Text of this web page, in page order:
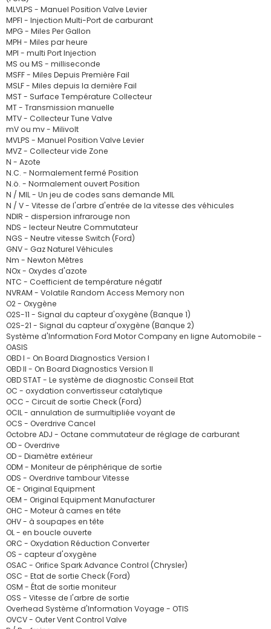
MLVLPS - Manuel Position Valve Levier
MPFI - Injection Multi-Port de carburant
MPG - Miles Per Gallon
MPH - Miles par heure
MPI - multi Port Injection
MS ou MS - milliseconde
MSFF - Miles Depuis Première Fail
MSLF - Miles depuis la dernière Fail
MST - Surface Température Collecteur
MT - Transmission manuelle
MTV - Collecteur Tune Valve
mV ou mv - Milivolt
MVLPS - Manuel Position Valve Levier
MVZ - Collecteur vide Zone
N - Azote
N.C. - Normalement fermé Position
N.ö. - Normalement ouvert Position
N / MIL - Un jeu de codes sans demande MIL
N / V - Vitesse de l'arbre d'entrée de la vitesse des véhicules
NDIR - dispersion infrarouge non
NDS - lecteur Neutre Commutateur
NGS - Neutre vitesse Switch (Ford)
GNV - Gaz Naturel Véhicules
Nm - Newton Mètres
NOx - Oxydes d'azote
NTC - Coefficient de température négatif
NVRAM - Volatile Random Access Memory non
O2 - Oxygène
O2S-11 - Signal du capteur d'oxygène (Banque 1)
O2S-21 - Signal du capteur d'oxygène (Banque 2)
Système d'Information Ford Motor Company en ligne Automobile -
OASIS
OBD I - On Board Diagnostics Version I
OBD II - On Board Diagnostics Version II
OBD STAT - Le système de diagnostic Conseil Etat
OC - oxydation convertisseur catalytique
OCC - Circuit de sortie Check (Ford)
OCIL - annulation de surmultipliée voyant de
OCS - Overdrive Cancel
Octobre ADJ - Octane commutateur de réglage de carburant
OD - Overdrive
OD - Diamètre extérieur
ODM - Moniteur de périphérique de sortie
ODS - Overdrive tambour Vitesse
OE - Original Equipment
OEM - Original Equipment Manufacturer
OHC - Moteur à cames en tête
OHV - à soupapes en tête
OL - en boucle ouverte
ORC - Oxydation Réduction Converter
OS - capteur d'oxygène
OSAC - Orifice Spark Advance Control (Chrysler)
OSC - Etat de sortie Check (Ford)
OSM - État de sortie moniteur
OSS - Vitesse de l'arbre de sortie
Overhead Système d'Information Voyage - OTIS
OVCV - Outer Vent Control Valve